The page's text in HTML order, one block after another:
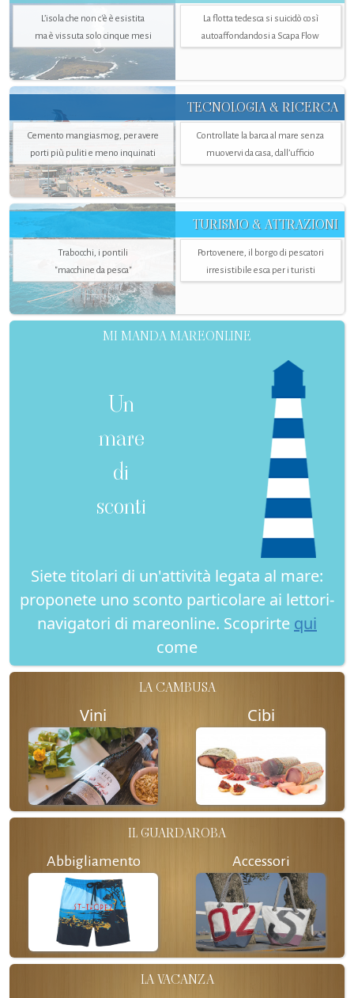
L’isola che non c'è è esistita
ma è vissuta solo cinque mesi
La flotta tedesca si suicidò così
autoaffondandosi a Scapa Flow
TECNOLOGIA & RICERCA
Cemento mangiasmog, per avere
porti più puliti e meno inquinati
Controllate la barca al mare senza
muovervi da casa, dall’ufficio
TURISMO & ATTRAZIONI
Trabocchi, i pontili
"macchine da pesca"
Portovenere, il borgo di pescatori
irresistibile esca per i turisti
MI MANDA MAREONLINE
Un
mare
di
sconti
Siete titolari di un'attività legata al mare:
proponete uno sconto particolare ai lettori-
navigatori di mareonline. Scoprirte qui
come
LA CAMBUSA
Vini Cibi
IL GUARDAROBA
Abbigliamento Accessori
LA VACANZA